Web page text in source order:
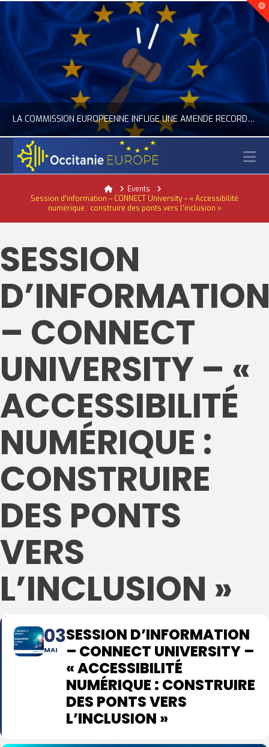
LA COMMISSION EUROPÉENNE INFLIGE UNE AMENDE RECORD À GOOGLE
ACTUALITÉ DE L'UNION EUROPÉENNE, ACTUALITÉ DE LA REPRÉSENTATION D’OCCITANIE EUROPE, NUMÉRIQUE- DIGITAL
HomeEvents
Session d’information – CONNECT University – « Accessibilité
numérique : construire des ponts vers l’inclusion »
SESSION
– CONNECT
UNIVERSITY – «
ACCESSIBILITÉ
NUMÉRIQUE :
CONSTRUIRE
DES PONTS
VERS
L’INCLUSION »
03
MAI
SESSION D’INFORMATION
– CONNECT UNIVERSITY –
« ACCESSIBILITÉ
NUMÉRIQUE : CONSTRUIRE
DES PONTS VERS
L’INCLUSION »